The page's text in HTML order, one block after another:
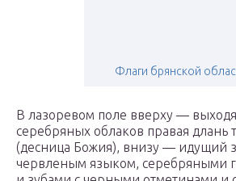
Флаги брянской
В лазоревом поле вверху —
серебряных облаков правая длань
(десница Божия), внизу — идущий
червленым языком, серебряными